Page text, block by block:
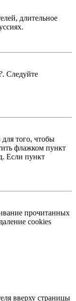
длительное
. Следуйте
того, чтобы
флажком пункт
Если пункт
прочитанных
cookies
вверху страницы